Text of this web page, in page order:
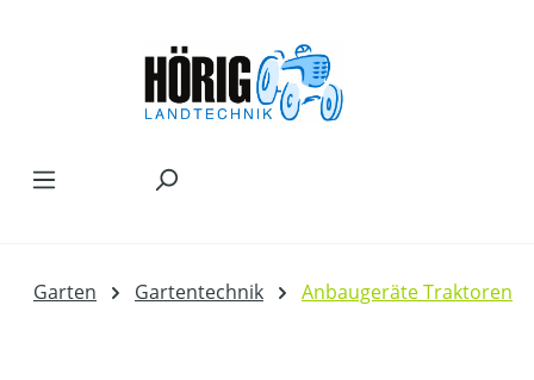
Garten Gartentechnik Anbaugeräte Traktoren